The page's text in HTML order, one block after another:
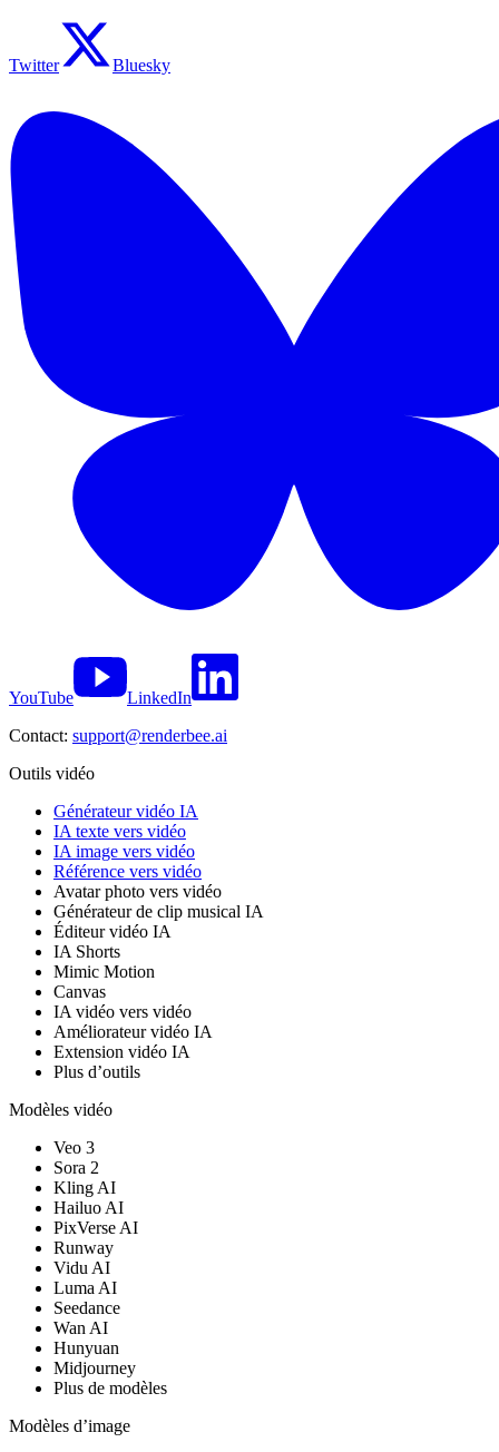
Twitter Bluesky
YouTube
LinkedIn
Contact: support@renderbee.ai
Outils vidéo
Générateur vidéo IA
IA texte vers vidéo
IA image vers vidéo
Référence vers vidéo
Avatar photo vers vidéo
Générateur de clip musical IA
Éditeur vidéo IA
IA Shorts
Mimic Motion
Canvas
IA vidéo vers vidéo
Améliorateur vidéo IA
Extension vidéo IA
Plus d’outils
Modèles vidéo
Veo 3
Sora 2
Kling AI
Hailuo AI
PixVerse AI
Runway
Vidu AI
Luma AI
Seedance
Wan AI
Hunyuan
Midjourney
Plus de modèles
Modèles d’image